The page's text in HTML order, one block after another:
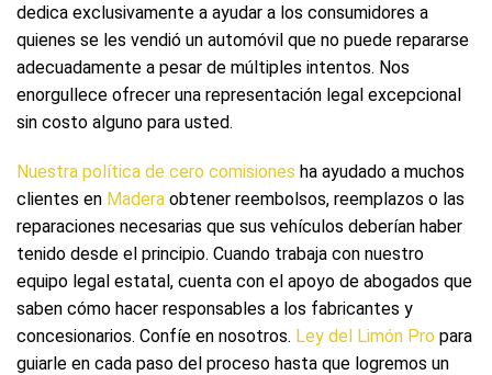
dedica exclusivamente a ayudar a los consumidores a
quienes se les vendió un automóvil que no puede repararse
adecuadamente a pesar de múltiples intentos. Nos
enorgullece ofrecer una representación legal excepcional
sin costo alguno para usted.
Nuestra política de cero comisiones ha ayudado a muchos
clientes en Madera obtener reembolsos, reemplazos o las
reparaciones necesarias que sus vehículos deberían haber
tenido desde el principio. Cuando trabaja con nuestro
equipo legal estatal, cuenta con el apoyo de abogados que
saben cómo hacer responsables a los fabricantes y
concesionarios. Confíe en nosotros. Ley del Limón Pro para
guiarle en cada paso del proceso hasta que logremos un